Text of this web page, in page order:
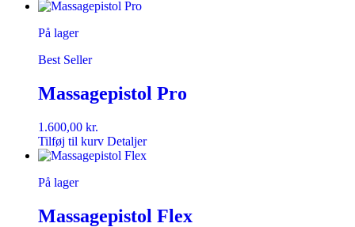
På lager
Best Seller
Massagepistol Pro
1.600,00 kr.
Tilføj til kurv Detaljer
På lager
Massagepistol Flex